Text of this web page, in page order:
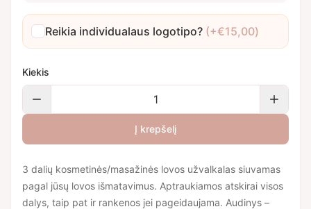
Reikia individualaus logotipo? (+€15,00)
Kiekis
Į krepšelį
3 dalių kosmetinės/masažinės lovos užvalkalas siuvamas
pagal jūsų lovos išmatavimus. Aptraukiamos atskirai visos
dalys, taip pat ir rankenos jei pageidaujama. Audinys –